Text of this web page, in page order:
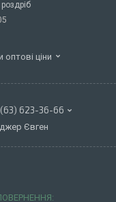
оптові ціни
623-36-66
Євген